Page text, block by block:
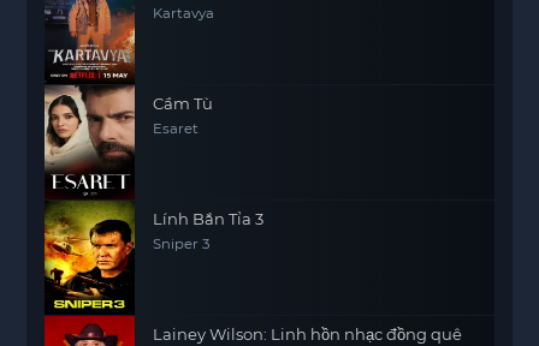
Kartavya
Cầm Tù
Esaret
Lính Bắn Tỉa 3
Sniper 3
Lainey Wilson: Linh hồn nhạc đồng quê